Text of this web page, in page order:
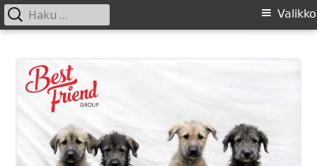
sisältöön
Ensisijainen
Valikko
Haku: